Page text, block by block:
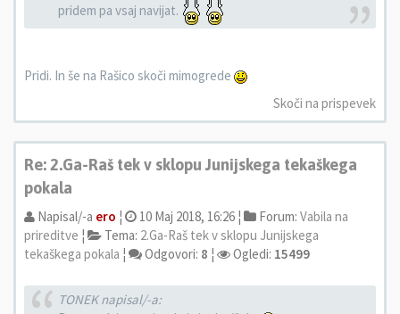
pridem pa vsaj navijat.
Pridi. In še na Rašico skoči mimogrede
Skoči na prispevek
Re: 2.Ga-Raš tek v sklopu Junijskega tekaškega
pokala
Napisal/-a ero ¦ 10 Maj 2018, 16:26 ¦ Forum: Vabila na
prireditve ¦ Tema: 2.Ga-Raš tek v sklopu Junijskega
tekaškega pokala ¦ Odgovori: 8 ¦ Ogledi: 15499
TONEK napisal/-a: